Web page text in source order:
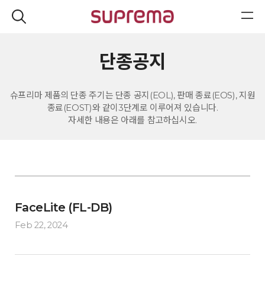
단종공지
슈프리마 제품의 단종 주기는 단종 공지(EOL), 판매 종료(EOS), 지원
종료(EOST)와 같이3단계로 이루어져 있습니다.
자세한 내용은 아래를 참고하십시오.
FaceLite (FL-DB)
Feb 22, 2024